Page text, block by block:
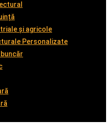
și agricole
Personalizate